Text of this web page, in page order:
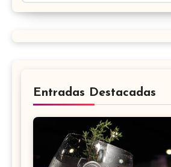
Entradas Destacadas